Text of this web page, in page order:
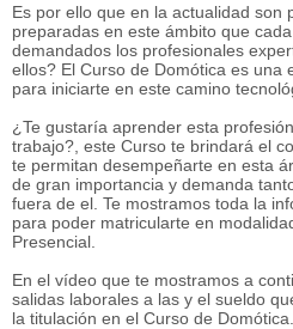
Es por ello que en la actualidad son
preparadas en este ámbito que
demandados los profesionales
ellos? El Curso de Domótica es una
para iniciarte en este camino
¿Te gustaría aprender esta
trabajo?, este Curso te brindará el
te permitan desempeñarte en esta
de gran importancia y demanda
fuera de el. Te mostramos toda la
para poder matricularte en
Presencial.
En el vídeo que te mostramos a
salidas laborales a las y el sueldo
la titulación en el Curso de Domótica.